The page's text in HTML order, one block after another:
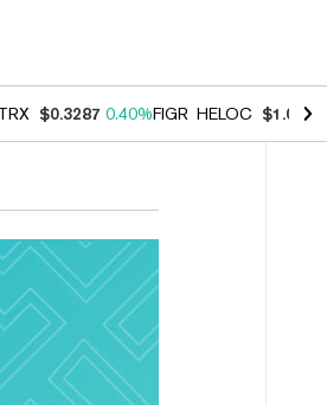
TRX $0.3287 0.40%FIGR_HELOC $1.037